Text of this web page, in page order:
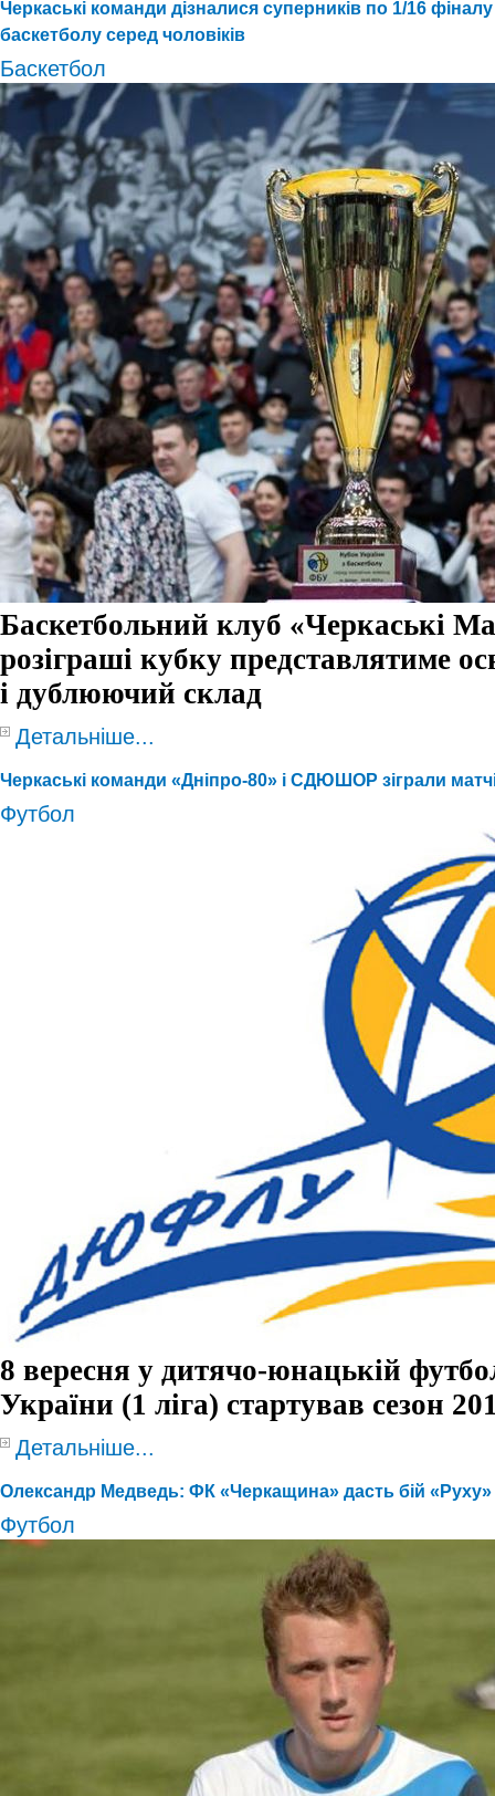
Черкаські команди дізналися суперників по 1/16
баскетболу серед чоловіків
Баскетбол
Баскетбольний клуб «Черкаські
розіграші кубку представлятиме
і дублюючий склад
Детальніше...
Черкаські команди «Дніпро-80» і СДЮШОР зіграли
Футбол
8 вересня у дитячо-юнацькій
України (1 ліга) стартував сезон
Детальніше...
Олександр Медведь: ФК «Черкащина» дасть бій «Руху»
Футбол